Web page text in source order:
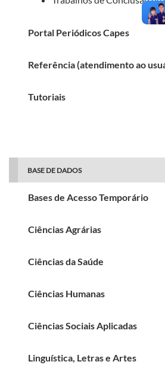
Portal Periódicos Capes
Referência (atendimento ao
Tutoriais
BASE DE DADOS
Bases de Acesso Temporário
Ciências Agrárias
Ciências da Saúde
Ciências Humanas
Ciências Sociais Aplicadas
Linguística, Letras e Artes